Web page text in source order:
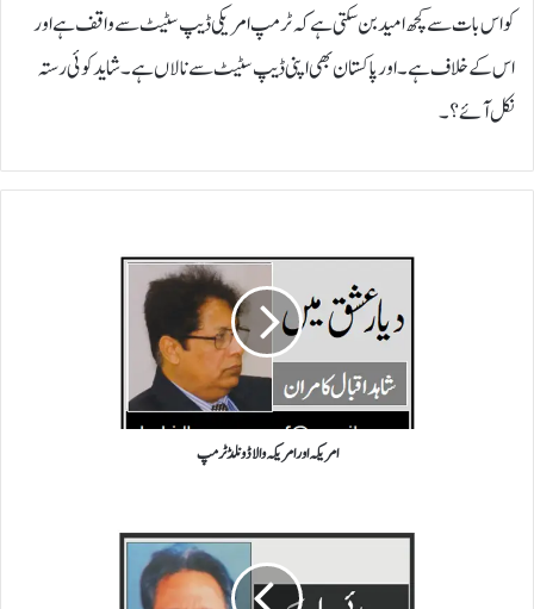
کو اس بات سے کچھ امید بن سکتی ہے کہ ٹرمپ امریکی ڈیپ سٹیٹ سے واقف ہے اور
اس کے خلاف ہے۔ اور پاکستان بھی اپنی ڈیپ سٹیٹ سے نالاں ہے۔ شاید کوئی رستہ
نکل آئے؟۔
امریکہ اور امریکہ والا ڈونلڈ ٹرمپ